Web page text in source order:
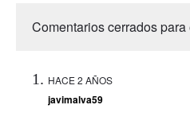
Comentarios cerrados para
HACE 2 AÑOS
javimalva59